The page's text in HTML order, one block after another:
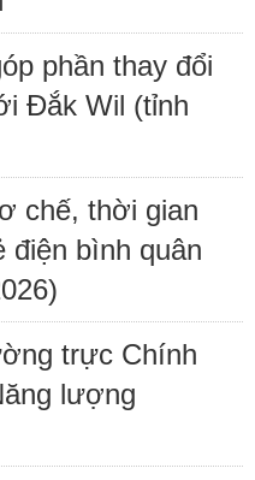
phần thay đổi
Đắk Wil (tỉnh
chế, thời gian
điện bình quân
trực Chính
lượng